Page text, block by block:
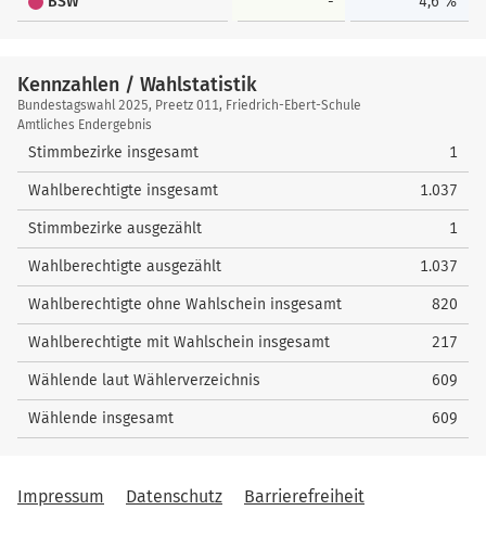
Kennzahlen / Wahlstatistik
Kennzahlen
/
Wahlstatistik
Bundestagswahl 2025, Preetz 011, Friedrich-Ebert-Schule
Amtliches Endergebnis
Stimmbezirke insgesamt 1
Wahlberechtigte insgesamt 1.037
Stimmbezirke ausgezählt 1
Wahlberechtigte ausgezählt 1.037
Wahlberechtigte ohne Wahlschein insgesamt 820
Wahlberechtigte mit Wahlschein insgesamt 217
Wählende laut Wählerverzeichnis 609
Wählende insgesamt 609
Impressum Datenschutz Barrierefreiheit